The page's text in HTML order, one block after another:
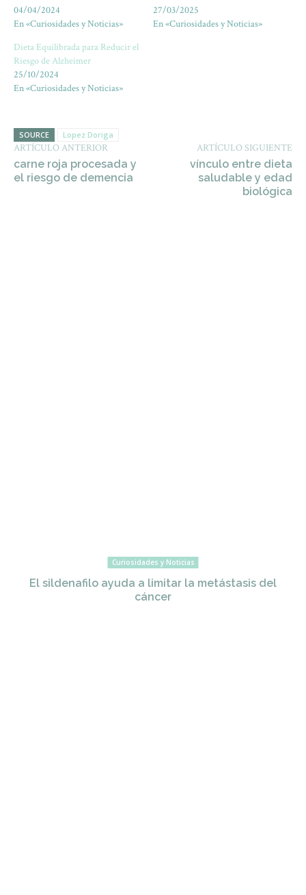
04/04/2024
En «Curiosidades y Noticias»
27/03/2025
En «Curiosidades y Noticias»
Dieta Equilibrada para Reducir el
Riesgo de Alzheimer
25/10/2024
En «Curiosidades y Noticias»
SOURCE Lopez Doriga
ARTÍCULO ANTERIOR
carne roja procesada y
el riesgo de demencia
ARTÍCULO SIGUIENTE
vínculo entre dieta
saludable y edad
biológica
Curiosidades y Noticias
El sildenafilo ayuda a limitar la metástasis del
cáncer